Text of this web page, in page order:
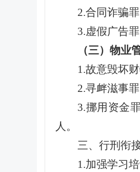
2.合同诈骗
3.虚假广告
（三）物业
1.故意毁坏
2.寻衅滋事
3.挪用资金
人。
三、行刑衔
1.加强学习